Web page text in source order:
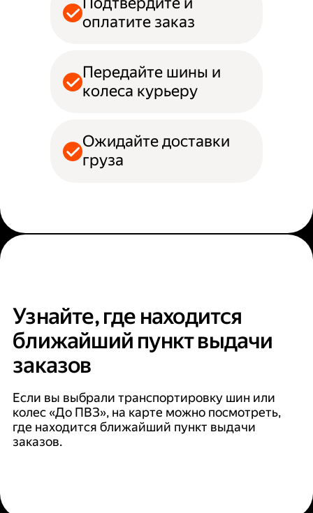
оплатите заказ
Передайте шины и
колеса курьеру
Ожидайте доставки
груза
Узнайте, где находится
ближайший пункт выдачи
заказов
Если вы выбрали транспортировку шин или
колес «До ПВЗ», на карте можно посмотреть,
где находится ближайший пункт выдачи
заказов.